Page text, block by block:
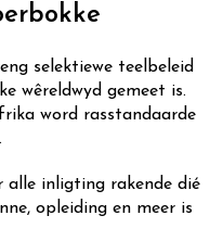
selektiewe teelbeleid
wêreldwyd gemeet is.
word rasstandaarde
alle inligting rakende dié
opleiding en meer is